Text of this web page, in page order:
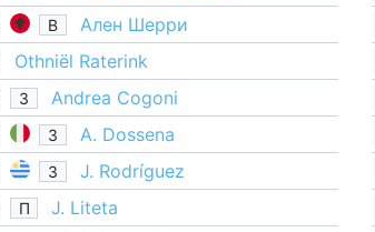
В
Ален Шерри
Othniël Raterink
З
Andrea Cogoni
З
A. Dossena
З
J. Rodríguez
П
J. Liteta